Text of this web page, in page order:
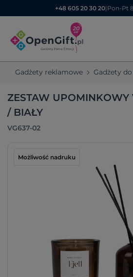
+48 605 20 30 20| Pon-Pt
Gadżety reklamowe Gadżety
ZESTAW UPOMINKOWY
/ BIAŁY
VG637-02
Możliwość nadruku